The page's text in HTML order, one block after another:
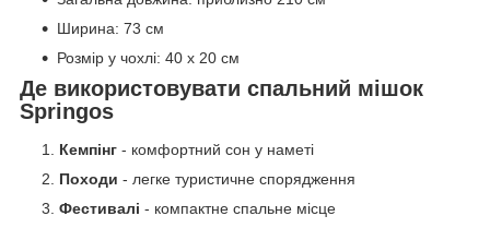
Ширина: 73 см
Розмір у чохлі: 40 x 20 см
Де використовувати спальний мішок
Springos
Кемпінг - комфортний сон у наметі
Походи - легке туристичне спорядження
Фестивалі - компактне спальне місце